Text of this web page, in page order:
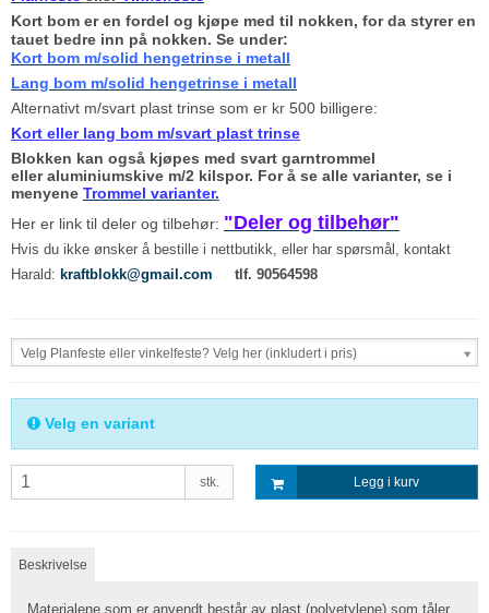
Kort bom er en fordel og kjøpe med til nokken, for da styrer en
tauet bedre inn på nokken. Se under:
Kort bom m/solid hengetrinse i metall
Lang bom m/solid hengetrinse i metall
Alternativt m/svart plast trinse som er kr 500 billigere:
Kort eller lang bom m/svart plast trinse
Blokken kan også kjøpes med svart garntrommel
eller aluminiumskive m/2 kilspor. For å se alle varianter, se i
menyene Trommel varianter.
Her er link til deler og tilbehør: "Deler og tilbehør"
Hvis du ikke ønsker å bestille i nettbutikk, eller har spørsmål, kontakt
Harald: kraftblokk@gmail.com tlf. 90564598
Velg Planfeste eller vinkelfeste? Velg her (inkludert i pris)
Velg en variant
stk. Legg i kurv
Beskrivelse
Materialene som er anvendt består av plast (polyetylene) som tåler